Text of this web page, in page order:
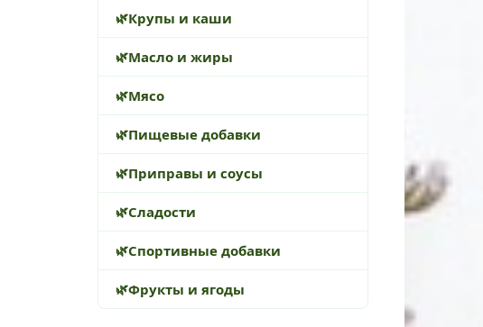
Крупы и каши
Масло и жиры
Мясо
Пищевые добавки
Приправы и соусы
Сладости
Спортивные добавки
Фрукты и ягоды